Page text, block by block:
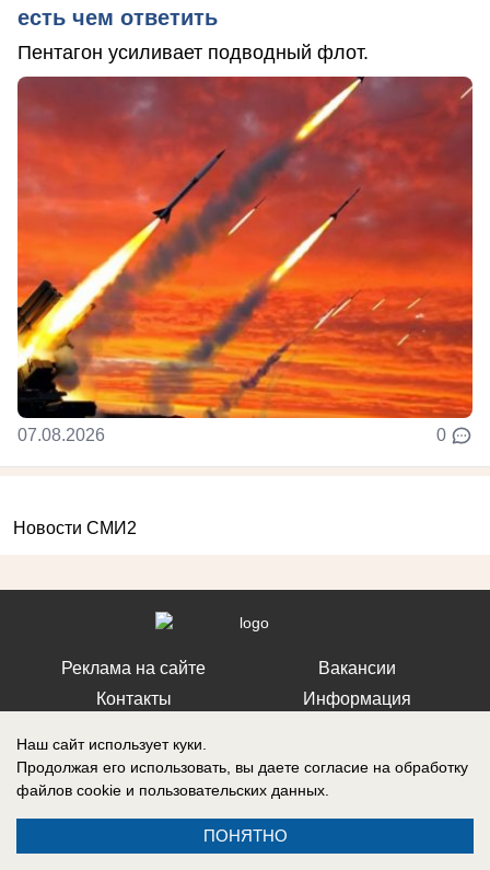
есть чем ответить
Пентагон усиливает подводный флот.
07.08.2026 0
Новости СМИ2
Реклама на сайте
Контакты
Вакансии
Информация
надзору в сфере связи, информационных технологий и массовых
Наш сайт использует куки.
Продолжая его использовать, вы даете согласие на обработку
файлов cookie и пользовательских данных.
ПОНЯТНО